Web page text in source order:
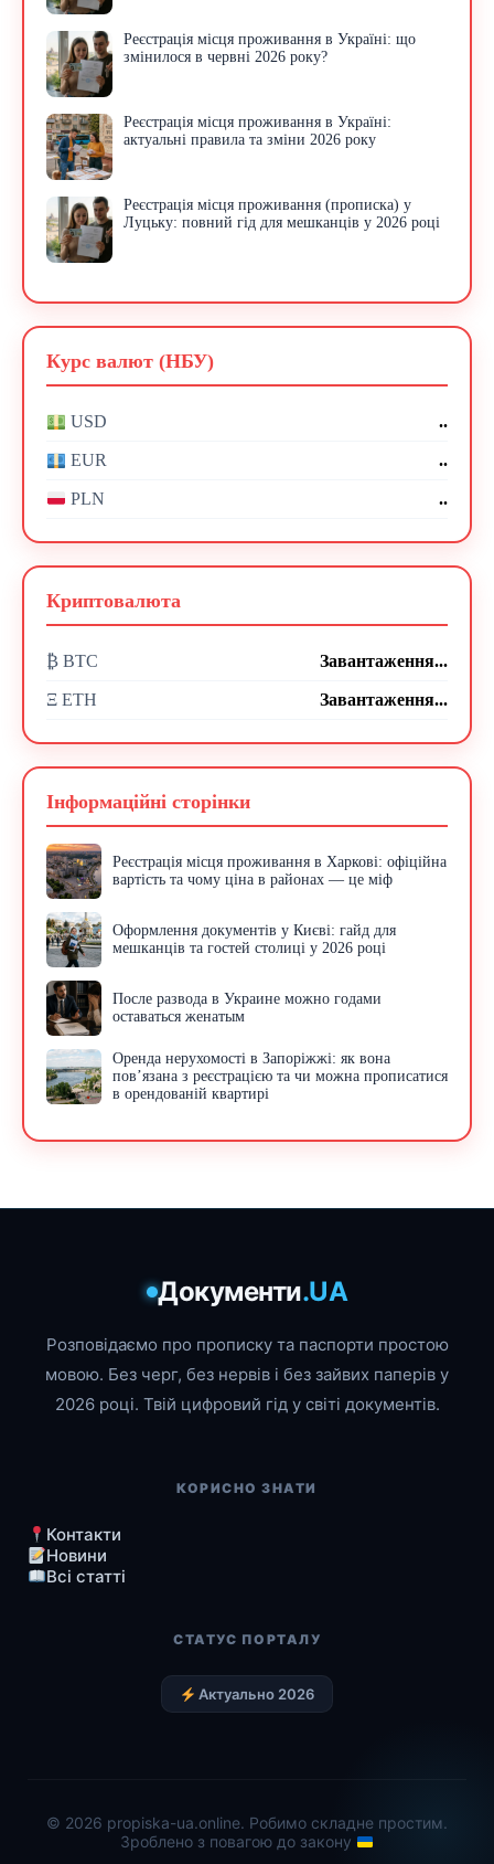
Реєстрація місця проживання в Україні: що
змінилося в червні 2026 року?
Реєстрація місця проживання в Україні:
актуальні правила та зміни 2026 року
Реєстрація місця проживання (прописка) у
Луцьку: повний гід для мешканців у 2026 році
Курс валют (НБУ)
USD ..
EUR ..
PLN ..
Криптовалюта
₿ BTC Завантаження...
Ξ ETH Завантаження...
Інформаційні сторінки
Реєстрація місця проживання в Харкові: офіційна
вартість та чому ціна в районах — це міф
Оформлення документів у Києві: гайд для
мешканців та гостей столиці у 2026 році
После развода в Украине можно годами
оставаться женатым
Оренда нерухомості в Запоріжжі: як вона
пов’язана з реєстрацією та чи можна прописатися
в орендованій квартирі
Документи.UA
Розповідаємо про прописку та паспорти простою
мовою. Без черг, без нервів і без зайвих паперів у
2026 році. Твій цифровий гід у світі документів.
КОРИСНО ЗНАТИ
Контакти
Новини
Всі статті
СТАТУС ПОРТАЛУ
Актуально 2026
© 2026 propiska-ua.online. Робимо складне простим.
Зроблено з повагою до закону